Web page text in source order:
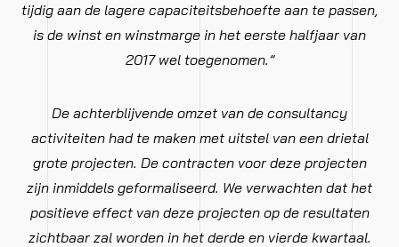
tijdig aan de lagere capaciteitsbehoefte aan te passen,
is de winst en winstmarge in het eerste halfjaar van
2017 wel toegenomen.”
De achterblijvende omzet van de consultancy
activiteiten had te maken met uitstel van een drietal
grote projecten. De contracten voor deze projecten
zijn inmiddels geformaliseerd. We verwachten dat het
positieve effect van deze projecten op de resultaten
zichtbaar zal worden in het derde en vierde kwartaal.